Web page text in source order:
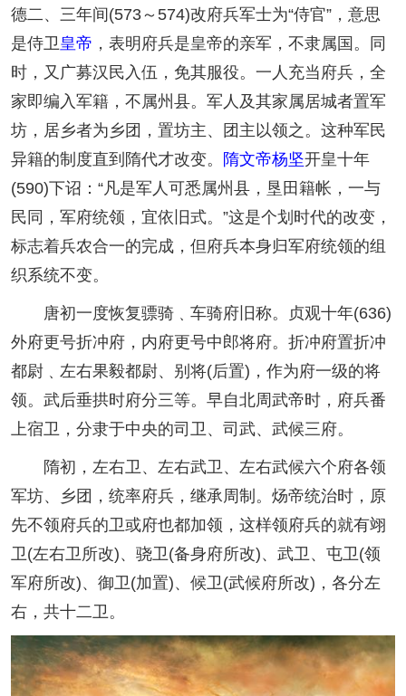
德二、三年间(573～574)改府兵军士为“侍官”，意思
是侍卫皇帝 ，表明府兵是皇帝的亲军，不隶属国。同
时，又广募汉民入伍，免其服役。一人充当府兵，全
家即编入军籍，不属州县。军人及其家属居城者置军
坊，居乡者为乡团，置坊主、团主以领之。这种军民
异籍的制度直到隋代才改变。
隋文帝杨坚开皇十年
(590)下诏：“凡是军人可悉属州县，垦田籍帐，一与
民同，军府统领，宜依旧式。”这是个划时代的改变，
标志着兵农合一的完成，但府兵本身归军府统领的组
织系统不变。
唐初一度恢复骠骑﹑车骑府旧称。贞观十年(636)
外府更号折冲府，内府更号中郎将府。折冲府置折冲
都尉﹑左右果毅都尉、别将(后置)，作为府一级的将
领。武后垂拱时府分三等。早自北周武帝时，府兵番
上宿卫，分隶于中央的司卫、司武、武候三府。
隋初，左右卫、左右武卫、左右武候六个府各领
军坊、乡团，统率府兵，继承周制。炀帝统治时，原
先不领府兵的卫或府也都加领，这样领府兵的就有翊
卫(左右卫所改)、骁卫(备身府所改)、武卫、屯卫(领
军府所改)、御卫(加置)、候卫(武候府所改)，各分左
右，共十二卫。